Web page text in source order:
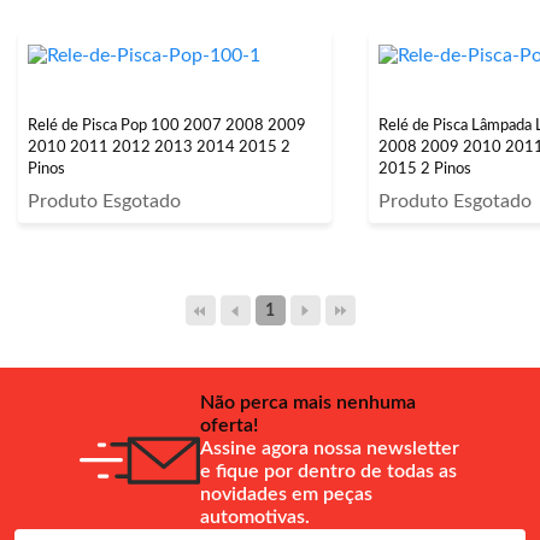
Relé de Pisca Pop 100 2007 2008 2009
2010 2011 2012 2013 2014 2015 2
Pinos
Produto Esgotado
Relé de Pisca Lâmpada
2008 2009 2010
2015 2 Pinos
Produto Esgotado
1
Não perca mais nenhuma
oferta!
Assine agora nossa newsletter
e fique por dentro de todas as
novidades em peças
automotivas.